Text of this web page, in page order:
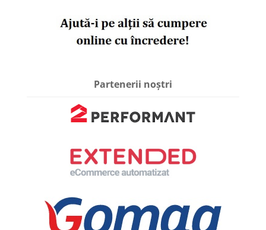
Partenerii noștri